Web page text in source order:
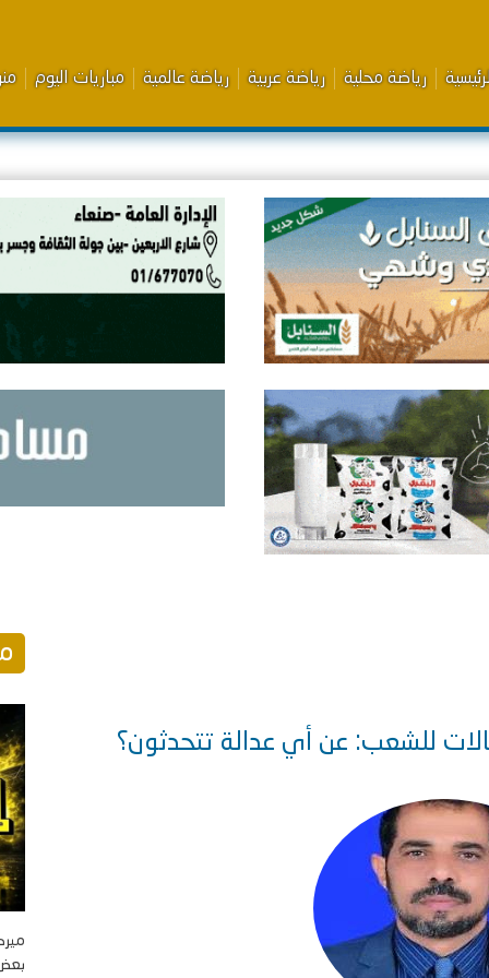
رياضة محلية رياضة عربية رياضة عالمية مباريات اليوم
للشعب: عن أي عدالة تتحدثون؟
بعض